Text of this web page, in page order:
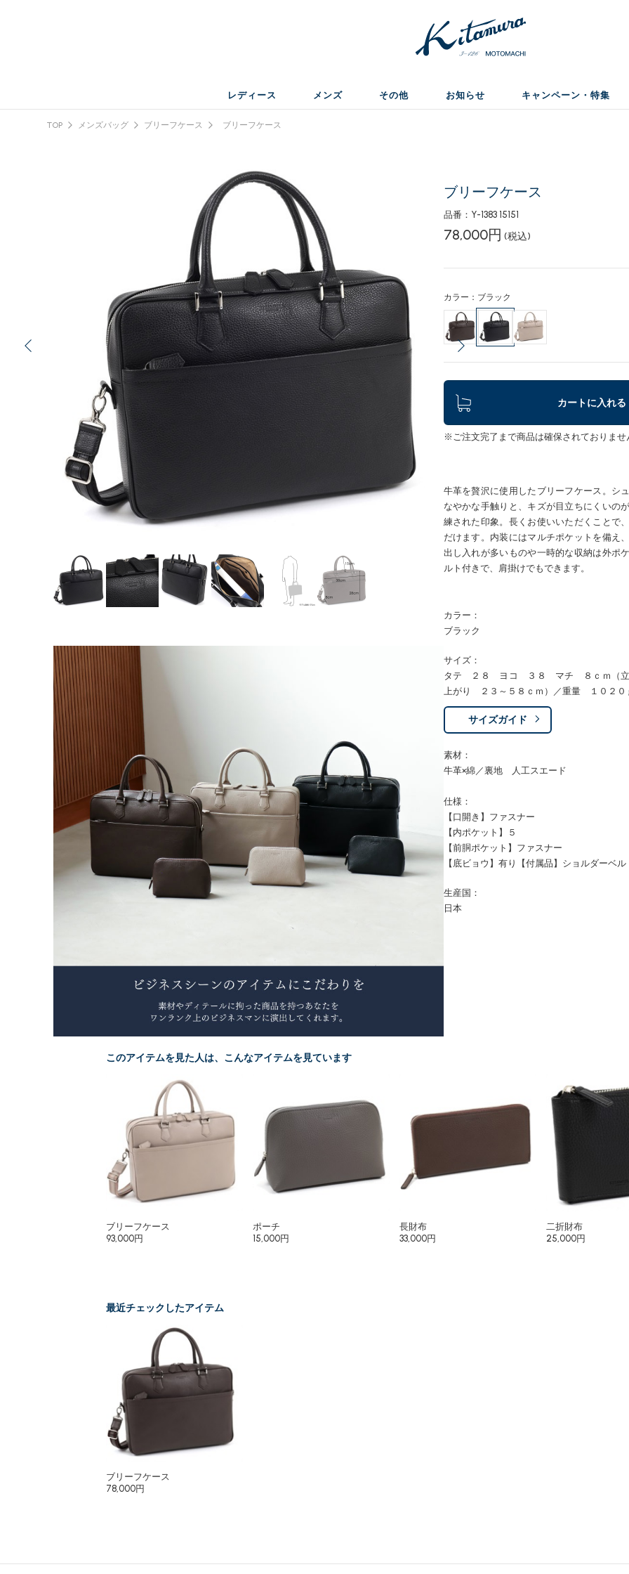
レディース メンズ その他 お知らせ キャンペーン・特集
TOP メンズバッグ ブリーフケース ブリーフケース
ブリーフケース
品番：Y-1383 15151
78,000円 (税込)
カラー：ブラック
カートに入れる
※ご注文完了まで商品は確保されておりませ
牛革を贅沢に使用したブリーフケース。シ
なやかな手触りと、キズが目立ちにくいの
練された印象。長くお使いいただくことで
だけます。内装にはマルチポケットを備え
出し入れが多いものや一時的な収納は外ポ
ルト付きで、肩掛けでもできます。
カラー：
ブラック
サイズ：
タテ ２８ ヨコ ３８ マチ ８ｃｍ（立
上がり ２３～５８ｃｍ）／重量 １０２０
サイズガイド
素材：
牛革×綿／裏地 人工スエード
仕様：
【口開き】ファスナー
【内ポケット】５
【前胴ポケット】ファスナー
【底ビョウ】有り【付属品】ショルダーベル
生産国：
日本
このアイテムを見た人は、こんなアイテムを見ています
ブリーフケース
93,000円
ポーチ
15,000円
長財布
33,000円
二折財布
25,000円
最近チェックしたアイテム
ブリーフケース
78,000円